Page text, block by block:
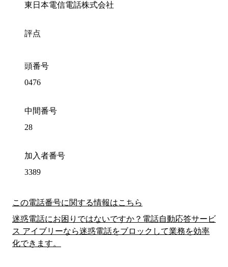
東日本電信電話株式会社
評点
頭番号
0476
中間番号
28
加入者番号
3389
この電話番号に関する情報はこちら
迷惑電話にお困りではないですか？電話自動応答サービ
ス アイブリーなら迷惑電話をブロックして業務を効率
化できます。